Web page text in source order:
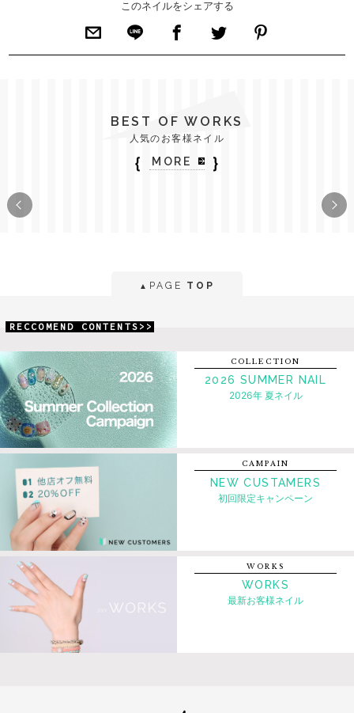
このネイルをシェアする
BEST OF WORKS
人気のお客様ネイル
｛ MORE ｝
▲ PAGE TOP
RECCOMEND CONTENTS>>
COLLECTION
2026 SUMMER NAIL
2026年 夏ネイル
CAMPAIN
NEW CUSTAMERS
初回限定キャンペーン
WORKS
WORKS
最新お客様ネイル